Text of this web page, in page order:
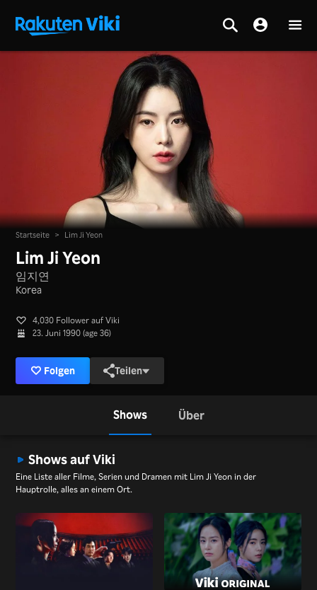
Startseite > Lim Ji Yeon
Lim Ji Yeon
임지연
Korea
4,030 Follower auf Viki
23. Juni 1990 (age 36)
Folgen Teilen
Shows Über
Shows auf Viki
Eine Liste aller Filme, Serien und Dramen mit Lim Ji Yeon in der
Hauptrolle, alles an einem Ort.